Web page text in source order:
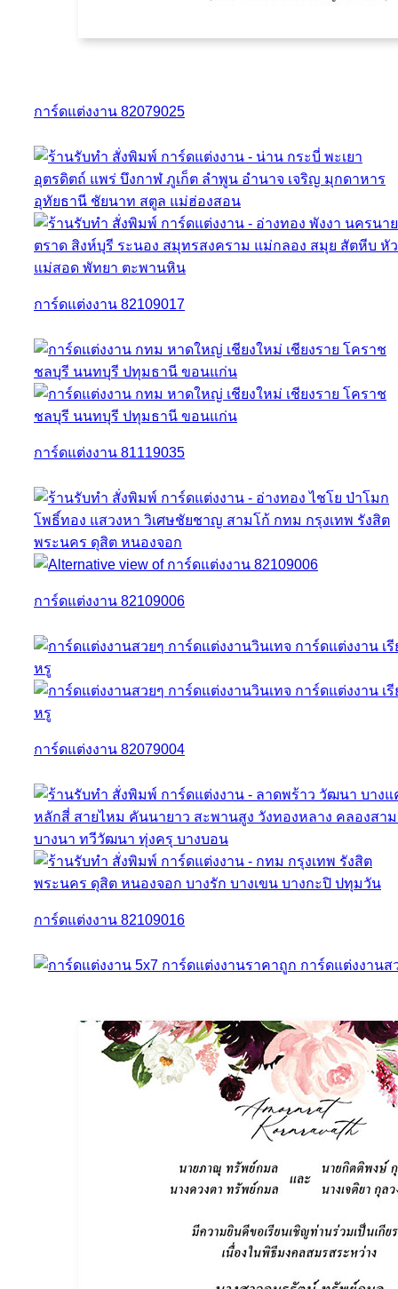
การ์ดแต่งงาน 82079025
การ์ดแต่งงาน 82109017
การ์ดแต่งงาน 81119035
การ์ดแต่งงาน 82109006
การ์ดแต่งงาน 82079004
การ์ดแต่งงาน 82109016